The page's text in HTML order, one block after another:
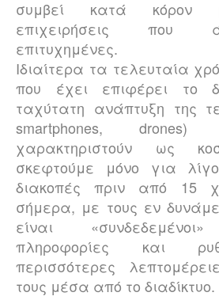
συμβεί κατά κόρον
επιχειρήσεις που
επιτυχημένες.
Ιδιαίτερα τα τελευταία
που έχει επιφέρει το
ταχύτατη ανάπτυξη της
smartphones, drones)
χαρακτηριστούν ως
σκεφτούμε μόνο για
διακοπές πριν από 15
σήμερα, με τους εν
είναι
πληροφορίες και
περισσότερες
τους μέσα από το διαδίκτυο.